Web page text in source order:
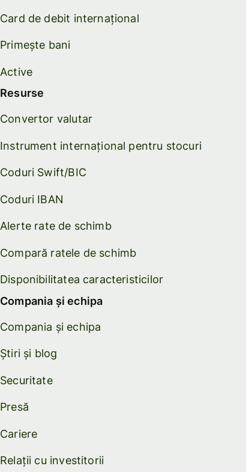
Card de debit internațional
Primește bani
Active
Resurse
Convertor valutar
Instrument internațional pentru stocuri
Coduri Swift/BIC
Coduri IBAN
Alerte rate de schimb
Compară ratele de schimb
Disponibilitatea caracteristicilor
Compania și echipa
Compania și echipa
Știri și blog
Securitate
Presă
Cariere
Relații cu investitorii